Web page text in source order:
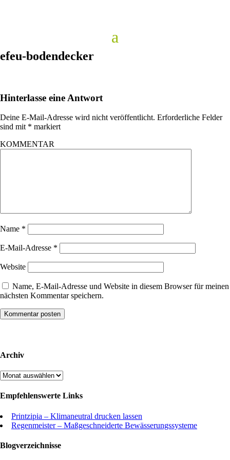
efeu-bodendecker
Hinterlasse eine Antwort
Deine E-Mail-Adresse wird nicht veröffentlicht. Erforderliche Felder
sind mit * markiert
KOMMENTAR
Name *
E-Mail-Adresse *
Website
Name, E-Mail-Adresse und Website in diesem Browser für meinen
nächsten Kommentar speichern.
Archiv
Archiv
Empfehlenswerte Links
Printzipia – Klimaneutral drucken lassen
Regenmeister – Maßgeschneiderte Bewässerungssysteme
Blogverzeichnisse